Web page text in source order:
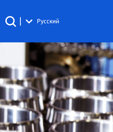
| Русский